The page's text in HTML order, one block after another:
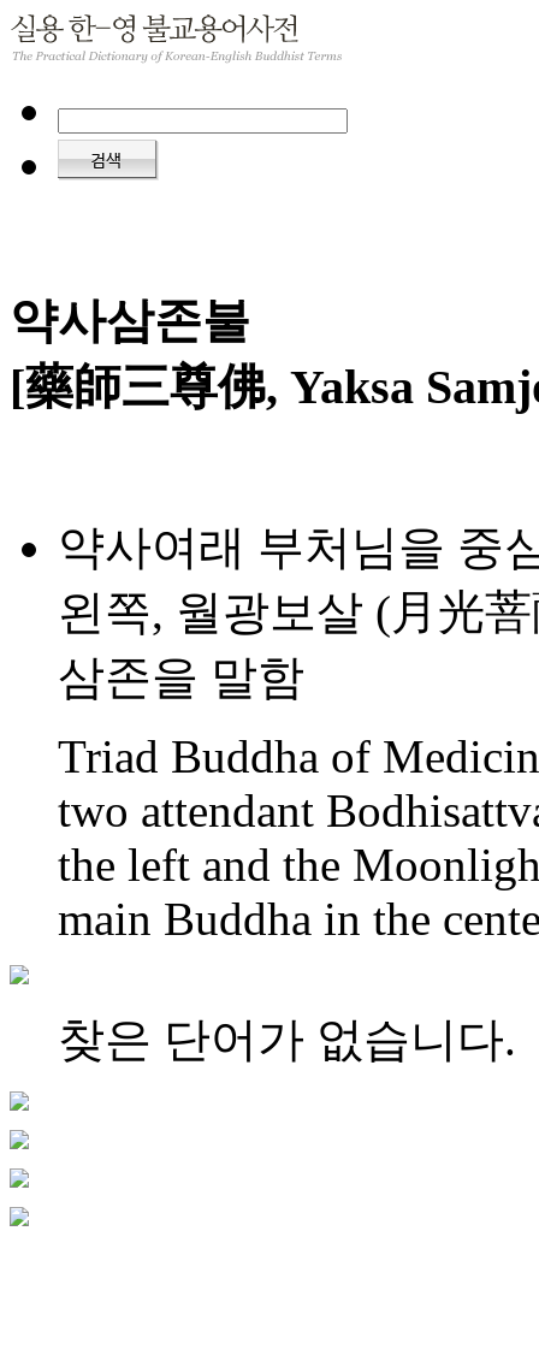
약사삼존불
[藥師三尊佛, Yaksa
약사여래 부처님을 중
왼쪽, 월광보살 (月光
삼존을 말함
Triad Buddha of
two attendant
the left and the
main Buddha in the
찾은 단어가 없습니다.